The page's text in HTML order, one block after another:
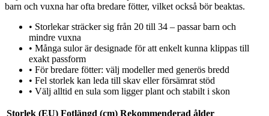
barn och vuxna har ofta bredare fötter, vilket också bör beaktas.
• Storlekar sträcker sig från 20 till 34 – passar barn och
mindre vuxna
• Många sulor är designade för att enkelt kunna klippas till
exakt passform
• För bredare fötter: välj modeller med generös bredd
• Fel storlek kan leda till skav eller försämrat stöd
• Välj alltid en sula som ligger plant och stabilt i skon
Storlek (EU) Fotlängd (cm) Rekommenderad ålder